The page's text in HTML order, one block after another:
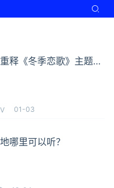
释《冬季恋歌》主题
01-03
哪里可以听？